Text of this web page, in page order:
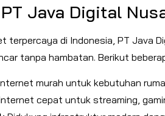
Java Digital
terpercaya di Indonesia, PT Java
tanpa hambatan. Berikut
murah untuk kebutuhan
cepat untuk streaming,